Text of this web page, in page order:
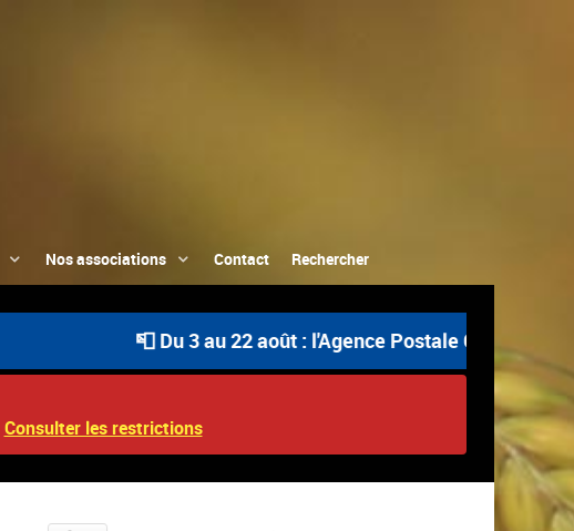
Nos associations Contact Rechercher
📮 Du 3 au 22 août : l'Agence Postale Communale
Consulter les restrictions